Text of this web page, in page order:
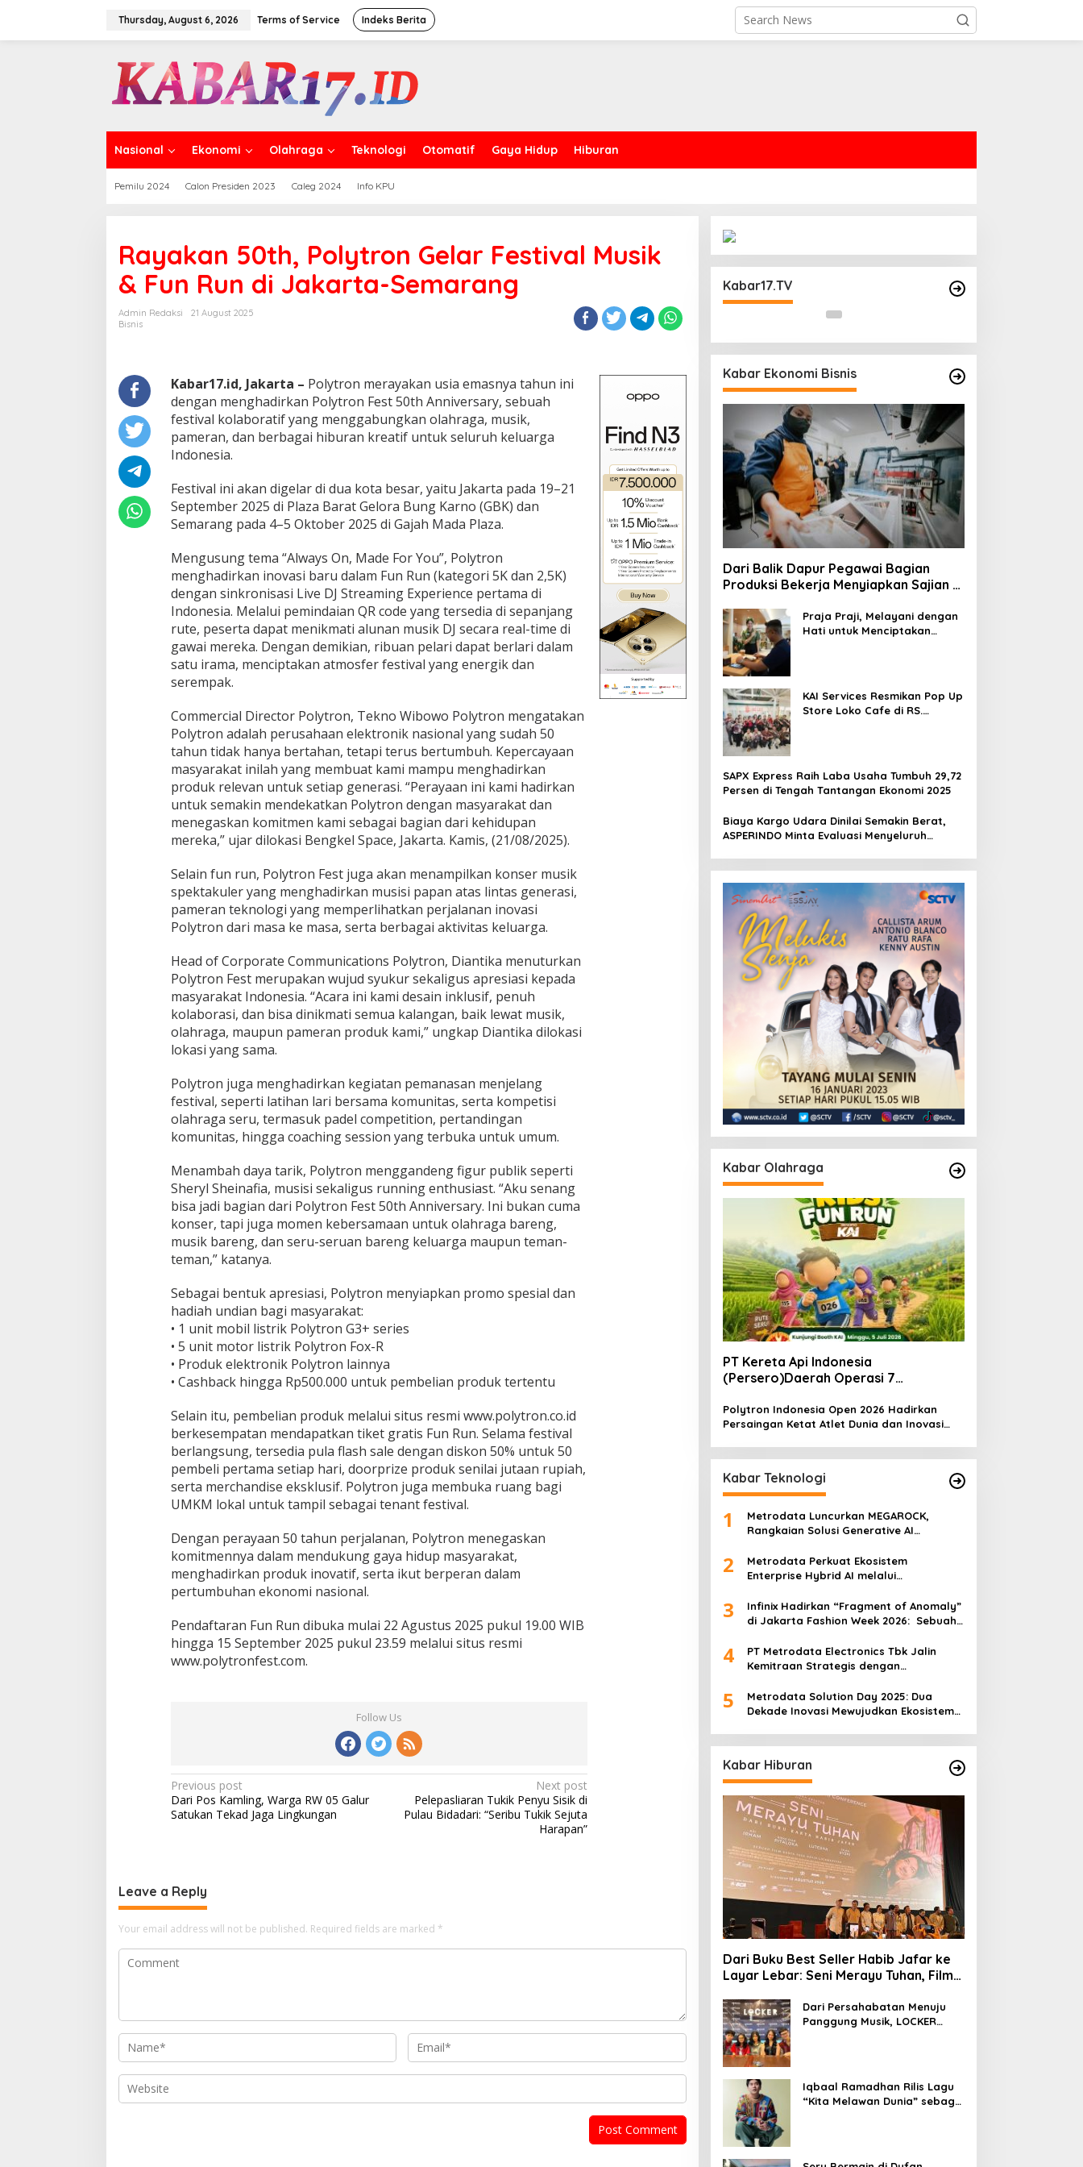
Thursday, August 6, 2026 Terms of Service Indeks Berita
Nasional Ekonomi Olahraga Teknologi Otomatif Gaya Hidup Hiburan
Pemilu 2024 Calon Presiden 2023 Caleg 2024 Info KPU
Rayakan 50th, Polytron Gelar Festival Musik
& Fun Run di Jakarta-Semarang
Admin Redaksi
21 August 2025
Bisnis
Kabar17.id, Jakarta – Polytron merayakan usia emasnya tahun ini
dengan menghadirkan Polytron Fest 50th Anniversary, sebuah
festival kolaboratif yang menggabungkan olahraga, musik,
pameran, dan berbagai hiburan kreatif untuk seluruh keluarga
Indonesia.
Festival ini akan digelar di dua kota besar, yaitu Jakarta pada 19–21
September 2025 di Plaza Barat Gelora Bung Karno (GBK) dan
Semarang pada 4–5 Oktober 2025 di Gajah Mada Plaza.
Mengusung tema “Always On, Made For You”, Polytron
menghadirkan inovasi baru dalam Fun Run (kategori 5K dan 2,5K)
dengan sinkronisasi Live DJ Streaming Experience pertama di
Indonesia. Melalui pemindaian QR code yang tersedia di sepanjang
rute, peserta dapat menikmati alunan musik DJ secara real-time di
gawai mereka. Dengan demikian, ribuan pelari dapat berlari dalam
satu irama, menciptakan atmosfer festival yang energik dan
serempak.
Commercial Director Polytron, Tekno Wibowo Polytron mengatakan
Polytron adalah perusahaan elektronik nasional yang sudah 50
tahun tidak hanya bertahan, tetapi terus bertumbuh. Kepercayaan
masyarakat inilah yang membuat kami mampu menghadirkan
produk relevan untuk setiap generasi. “Perayaan ini kami hadirkan
untuk semakin mendekatkan Polytron dengan masyarakat dan
menegaskan komitmen kami sebagai bagian dari kehidupan
mereka,” ujar dilokasi Bengkel Space, Jakarta. Kamis, (21/08/2025).
Selain fun run, Polytron Fest juga akan menampilkan konser musik
spektakuler yang menghadirkan musisi papan atas lintas generasi,
pameran teknologi yang memperlihatkan perjalanan inovasi
Polytron dari masa ke masa, serta berbagai aktivitas keluarga.
Head of Corporate Communications Polytron, Diantika menuturkan
Polytron Fest merupakan wujud syukur sekaligus apresiasi kepada
masyarakat Indonesia. “Acara ini kami desain inklusif, penuh
kolaborasi, dan bisa dinikmati semua kalangan, baik lewat musik,
olahraga, maupun pameran produk kami,” ungkap Diantika dilokasi
lokasi yang sama.
Polytron juga menghadirkan kegiatan pemanasan menjelang
festival, seperti latihan lari bersama komunitas, serta kompetisi
olahraga seru, termasuk padel competition, pertandingan
komunitas, hingga coaching session yang terbuka untuk umum.
Menambah daya tarik, Polytron menggandeng figur publik seperti
Sheryl Sheinafia, musisi sekaligus running enthusiast. “Aku senang
bisa jadi bagian dari Polytron Fest 50th Anniversary. Ini bukan cuma
konser, tapi juga momen kebersamaan untuk olahraga bareng,
musik bareng, dan seru-seruan bareng keluarga maupun teman-
teman,” katanya.
Sebagai bentuk apresiasi, Polytron menyiapkan promo spesial dan
hadiah undian bagi masyarakat:
• 1 unit mobil listrik Polytron G3+ series
• 5 unit motor listrik Polytron Fox-R
• Produk elektronik Polytron lainnya
• Cashback hingga Rp500.000 untuk pembelian produk tertentu
Selain itu, pembelian produk melalui situs resmi www.polytron.co.id
berkesempatan mendapatkan tiket gratis Fun Run. Selama festival
berlangsung, tersedia pula flash sale dengan diskon 50% untuk 50
pembeli pertama setiap hari, doorprize produk senilai jutaan rupiah,
serta merchandise eksklusif. Polytron juga membuka ruang bagi
UMKM lokal untuk tampil sebagai tenant festival.
Dengan perayaan 50 tahun perjalanan, Polytron menegaskan
komitmennya dalam mendukung gaya hidup masyarakat,
menghadirkan produk inovatif, serta ikut berperan dalam
pertumbuhan ekonomi nasional.
Pendaftaran Fun Run dibuka mulai 22 Agustus 2025 pukul 19.00 WIB
hingga 15 September 2025 pukul 23.59 melalui situs resmi
www.polytronfest.com.
Follow Us
Post
navigation
Previous post
Dari Pos Kamling, Warga RW 05 Galur
Satukan Tekad Jaga Lingkungan
Next post
Pelepasliaran Tukik Penyu Sisik di
Pulau Bidadari: “Seribu Tukik Sejuta
Harapan”
Leave a Reply
Your email address will not be published. Required fields are marked *
Kabar17.TV
Puncak HUT Ke-44 Satpam,
Kakorbinmas Baharkam Polri:
Satpam Kini Profesi
Berkompetensi
Operasi Cipta Kondisi Digelar
Mengantisipasi Kerawanan Malam
Libur
Kabar Ekonomi Bisnis
Dari Balik Dapur Pegawai Bagian
Produksi Bekerja Menyiapkan Sajian di
Praja Praji, Melayani dengan
Hati untuk Menciptakan
KAI Services Resmikan Pop Up
Store Loko Cafe di RS.
SAPX Express Raih Laba Usaha Tumbuh 29,72
Persen di Tengah Tantangan Ekonomi 2025
Biaya Kargo Udara Dinilai Semakin Berat,
ASPERINDO Minta Evaluasi Menyeluruh
Kabar Olahraga
PT Kereta Api Indonesia
(Persero)Daerah Operasi 7
Pers/KAI/DO.7/VII/02/2026Kamis, 4
Juli 2026
Polytron Indonesia Open 2026 Hadirkan
Persaingan Ketat Atlet Dunia dan Inovasi
Kabar Teknologi
1
Metrodata Luncurkan MEGAROCK,
Rangkaian Solusi Generative AI
Nasional
2
Metrodata Perkuat Ekosistem
Enterprise Hybrid AI melalui
3
Infinix Hadirkan “Fragment of Anomaly”
di Jakarta Fashion Week 2026: Sebuah
Fashion Terkemuka dan Eksperimen
Robotik ‘R.AT.S’ Lab
4
PT Metrodata Electronics Tbk Jalin
Kemitraan Strategis dengan
Transformasi Digital
5
Metrodata Solution Day 2025: Dua
Dekade Inovasi Mewujudkan Ekosistem
Kabar Hiburan
Dari Buku Best Seller Habib Jafar ke
Layar Lebar: Seni Merayu Tuhan, Film
Makna Hidup dan Jati Diri
Dari Persahabatan Menuju
Panggung Musik, LOCKER
Iqbaal Ramadhan Rilis Lagu
“Kita Melawan Dunia” sebagai